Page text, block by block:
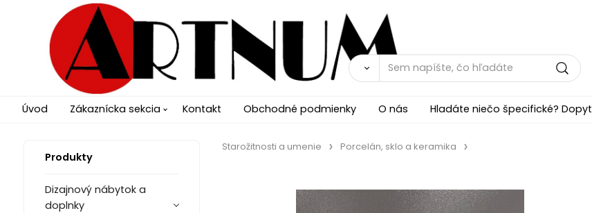
Úvod Zákaznícka sekcia Kontakt Obchodné podmienky O nás Hladáte niečo špecifické? Dopyt
Produkty
Dizajnový nábytok a
doplnky
Starožitnosti a umenie Porcelán, sklo a keramika